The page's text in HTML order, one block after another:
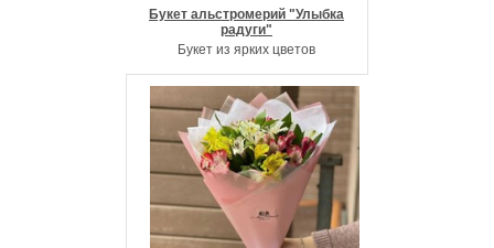
Букет альстромерий "Улыбка
радуги"
Букет из ярких цветов